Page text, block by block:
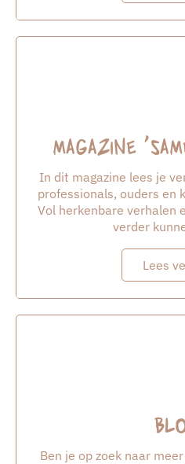
Magazine
In dit magazine lees je
professionals, ouders en
Vol herkenbare verhalen
verder
Lees
Ben je op zoek naar